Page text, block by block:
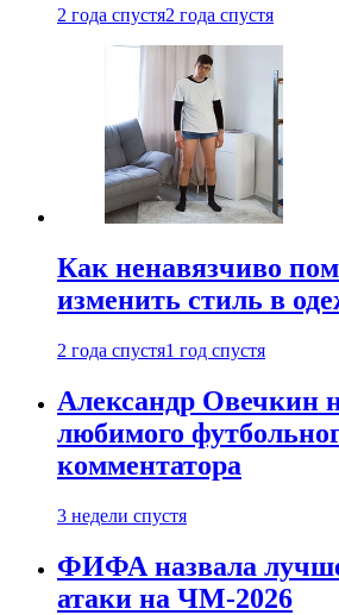
2 года спустя2 года спустя
Как ненавязчиво
изменить стиль в
2 года спустя1 год спустя
Александр Овечкин
любимого
комментатора
3 недели спустя
ФИФА назвала
атаки на ЧМ-2026